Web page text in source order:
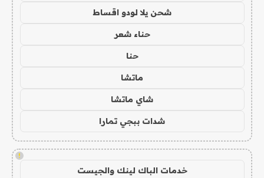
شحن يلا لودو اقساط
حناء شعر
حنا
ماتشا
شاي ماتشا
شدات ببجي تمارا
!
خدمات الباك لينك والجيست